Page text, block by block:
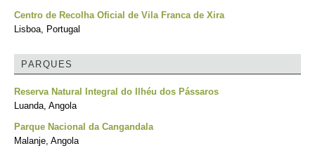
Centro de Recolha Oficial de Vila Franca de Xira
Lisboa, Portugal
PARQUES
Reserva Natural Integral do Ilhéu dos Pássaros
Luanda, Angola
Parque Nacional da Cangandala
Malanje, Angola